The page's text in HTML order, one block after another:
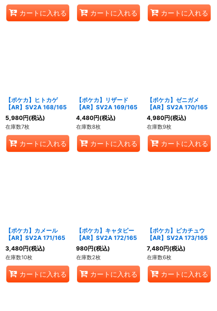
カートに入れる カートに入れる カートに入れる
【ポケカ】ヒトカゲ
【AR】SV2A 168/165
5,980円(税込)
在庫数7枚
カートに入れる
【ポケカ】リザード
【AR】SV2A 169/165
4,480円(税込)
在庫数8枚
カートに入れる
【ポケカ】ゼニガメ
【AR】SV2A 170/165
4,980円(税込)
在庫数9枚
カートに入れる
【ポケカ】カメール
【AR】SV2A 171/165
3,480円(税込)
在庫数10枚
カートに入れる
【ポケカ】キャタピー
【AR】SV2A 172/165
980円(税込)
在庫数2枚
カートに入れる
【ポケカ】ピカチュウ
【AR】SV2A 173/165
7,480円(税込)
在庫数6枚
カートに入れる